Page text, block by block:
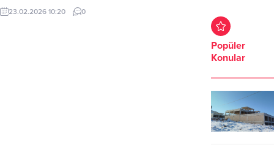
uyarılarda bulundu. Ramazan ayının
hayırlara vesile olmasını dileyen
23.02.2026 10:20 0
Popüler
Konular